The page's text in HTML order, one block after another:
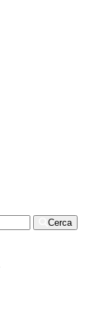
Cerca